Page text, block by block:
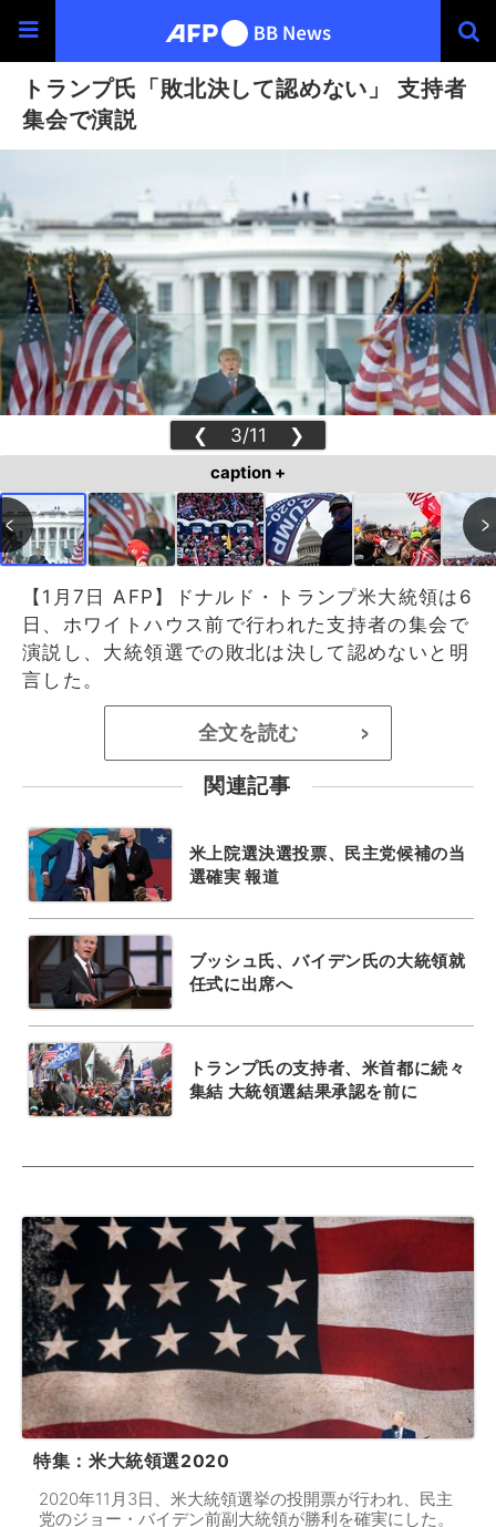
トランプ氏「敗北決して認めない」 支持者
集会で演説
❮ 3/11 ❯
caption +
【1月7日 AFP】ドナルド・トランプ米大統領は6
日、ホワイトハウス前で行われた支持者の集会で
演説し、大統領選での敗北は決して認めないと明
言した。
全文を読む >
関連記事
米上院選決選投票、民主党候補の当
選確実 報道
ブッシュ氏、バイデン氏の大統領就
任式に出席へ
トランプ氏の支持者、米首都に続々
集結 大統領選結果承認を前に
特集：米大統領選2020
2020年11月3日、米大統領選挙の投開票が行われ、民主
党のジョー・バイデン前副大統領が勝利を確実にした。